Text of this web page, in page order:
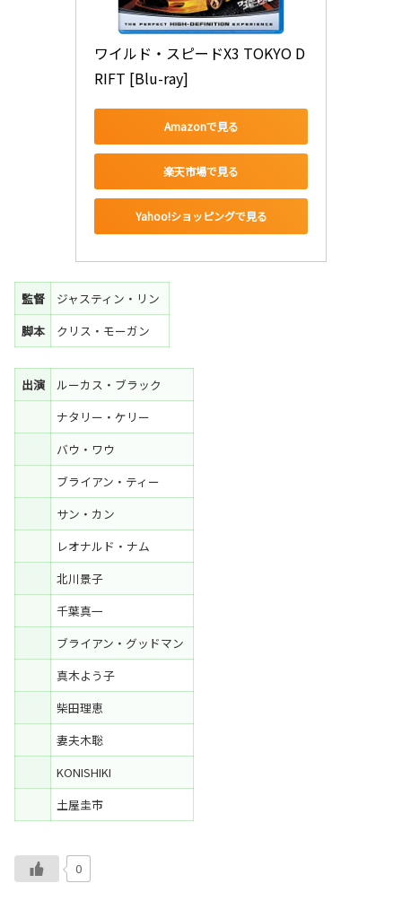
ワイルド・スピードX3 TOKYO D
RIFT [Blu-ray]
Amazonで見る
楽天市場で見る
Yahoo!ショッピングで見る
監督
ジャスティン・リン
脚本
クリス・モーガン
出演
ルーカス・ブラック
ナタリー・ケリー
バウ・ワウ
ブライアン・ティー
サン・カン
レオナルド・ナム
北川景子
千葉真一
ブライアン・グッドマン
真木よう子
柴田理恵
妻夫木聡
KONISHIKI
土屋圭市
0